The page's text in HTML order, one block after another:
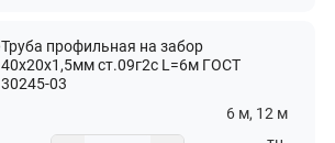
Труба профильная на забор
40х20х1,5мм ст.09г2с L=6м ГОСТ
30245-03
6 м, 12 м